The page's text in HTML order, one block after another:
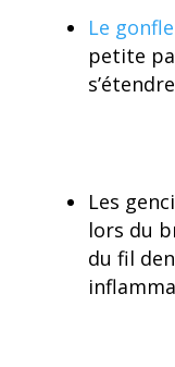
Le
petite
Les
lors du
du fil